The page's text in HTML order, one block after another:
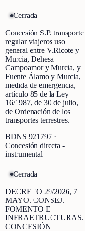
Cerrada
Concesión S.P. transporte
regular viajeros uso
general entre V.Ricote y
Murcia, Dehesa
Campoamor y Murcia, y
Fuente Álamo y Murcia,
medida de emergencia,
artículo 85 de la Ley
16/1987, de 30 de julio,
de Ordenación de los
transportes terrestres.
BDNS 921797 ·
Concesión directa -
instrumental
Cerrada
DECRETO 29/2026, 7
MAYO. CONSEJ.
FOMENTO E
INFRAETRUCTURAS.
CONCESIÓN